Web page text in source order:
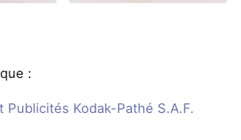
:
Publicités Kodak-Pathé S.A.F.